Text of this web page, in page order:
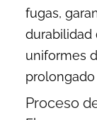
fugas,
durabilidad
uniformes
Proceso